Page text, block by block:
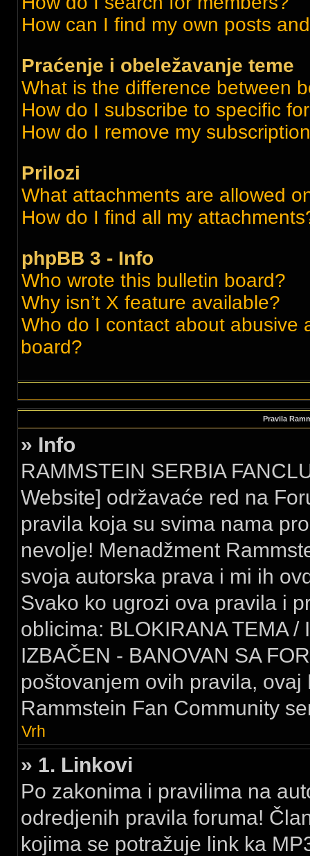
How can I find my own posts
Praćenje i obeležavanje teme
What is the difference between
How do I subscribe to specific
How do I remove my
Prilozi
What attachments are allowed
How do I find all my
phpBB 3 - Info
Who wrote this bulletin board?
Why isn’t X feature available?
Who do I contact about abusive
board?
Pravila
» Info
RAMMSTEIN SERBIA
Website] održavaće red na
pravila koja su svima nama
nevolje! Menadžment
svoja autorska prava i mi ih
Svako ko ugrozi ova pravila i
oblicima: BLOKIRANA TEMA
IZBAČEN - BANOVAN SA
poštovanjem ovih pravila,
Rammstein Fan Community
Vrh
» 1. Linkovi
Po zakonima i pravilima na
odredjenih pravila foruma!
kojima se potražuje link ka